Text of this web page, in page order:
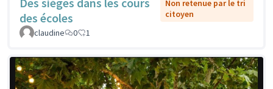
des écoles
Non retenue par le tri
citoyen
claudine
0 1